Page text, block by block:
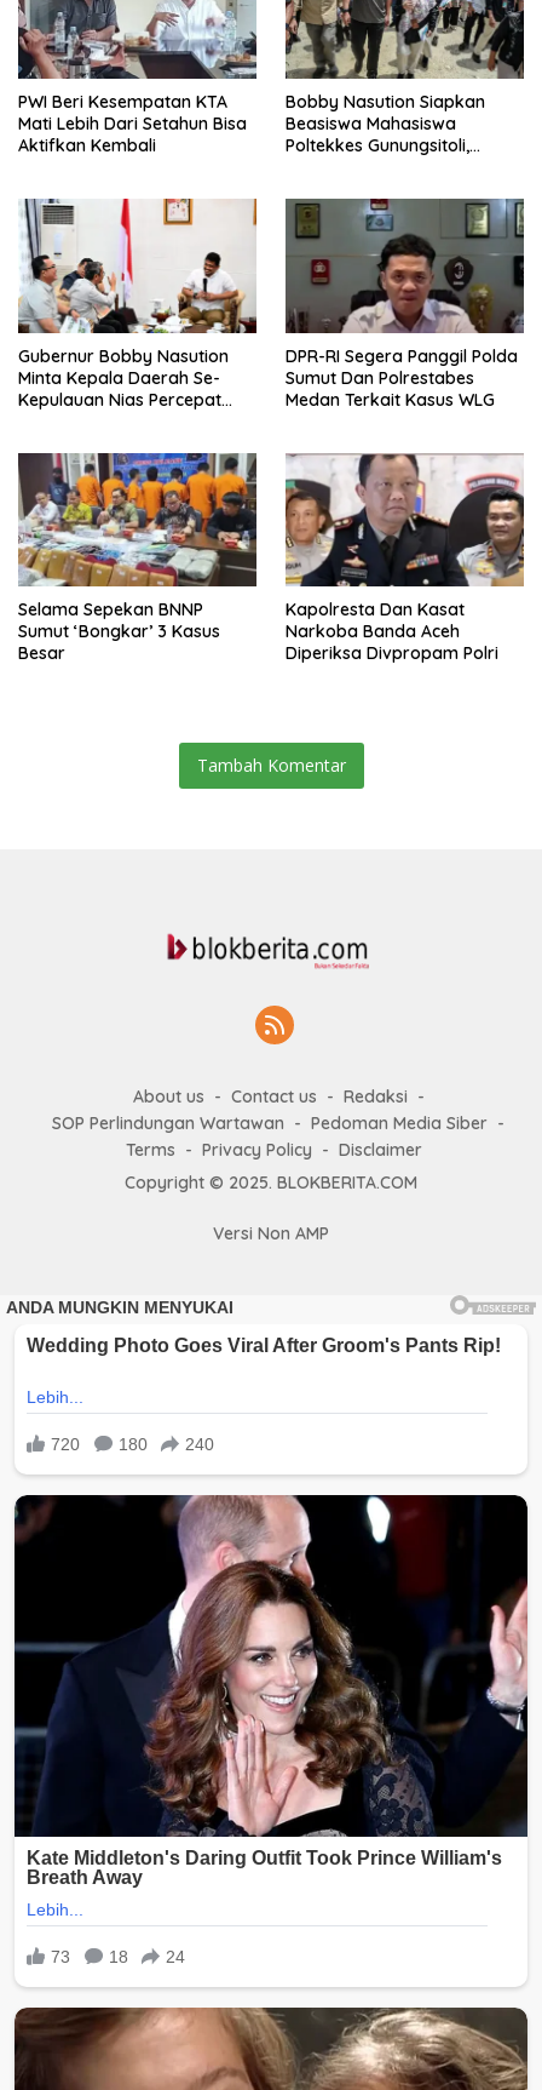
PWI Beri Kesempatan KTA
Mati Lebih Dari Setahun Bisa
Aktifkan Kembali
Bobby Nasution Siapkan
Beasiswa Mahasiswa
Poltekkes Gunungsitoli,
Gubernur Bobby Nasution
Minta Kepala Daerah Se-
Kepulauan Nias Percepat
DPR-RI Segera Panggil Polda
Sumut Dan Polrestabes
Medan Terkait Kasus WLG
Selama Sepekan BNNP
Sumut ‘Bongkar’ 3 Kasus
Besar
Kapolresta Dan Kasat
Narkoba Banda Aceh
Diperiksa Divpropam Polri
Tambah Komentar
About us Contact us
Redaksi
SOP Perlindungan Wartawan
Pedoman Media Siber
Terms
Privacy Policy
Disclaimer
Copyright © 2025. BLOKBERITA.COM
Versi Non AMP